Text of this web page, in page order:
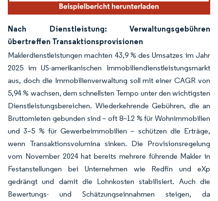
Nach Dienstleistung: Verwaltungsgebühren
übertreffen Transaktionsprovisionen
Maklerdienstleistungen machten 43,9 % des Umsatzes im Jahr
2025 im US-amerikanischen Immobiliendienstleistungsmarkt
aus, doch die Immobilienverwaltung soll mit einer CAGR von
5,94 % wachsen, dem schnellsten Tempo unter den wichtigsten
Dienstleistungsbereichen. Wiederkehrende Gebühren, die an
Bruttomieten gebunden sind – oft 8–12 % für Wohnimmobilien
und 3–5 % für Gewerbeimmobilien – schützen die Erträge,
wenn Transaktionsvolumina sinken. Die Provisionsregelung
vom November 2024 hat bereits mehrere führende Makler in
Festanstellungen bei Unternehmen wie Redfin und eXp
gedrängt und damit die Lohnkosten stabilisiert. Auch die
Bewertungs- und Schätzungseinnahmen steigen, da